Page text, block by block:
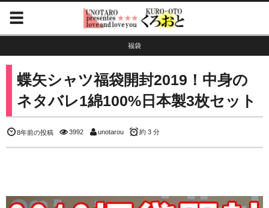
福袋
蝶矢シャツ福袋開封2019！中身の
ネタバレ1綿100%日本製3枚セット
8年前の投稿 3992 unotarou 約 3 分